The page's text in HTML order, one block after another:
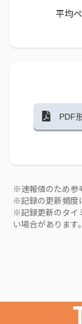
平均
PDF
※速報値のため参
※記録の更新頻度
※記録更新のタイ
い場合があります。